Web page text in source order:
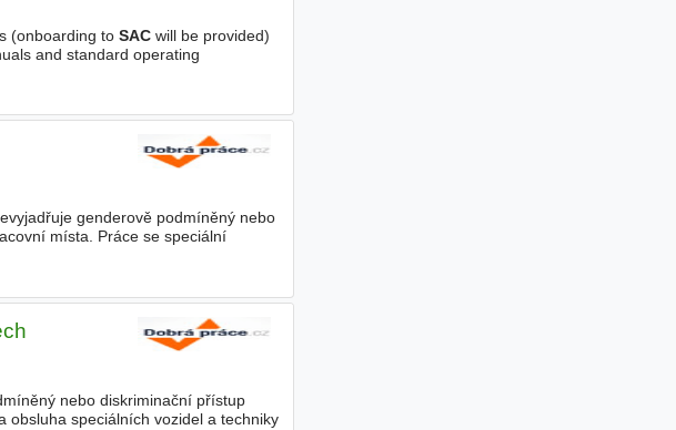
(onboarding to SACwill be provided)
and standard operating
genderově podmíněný nebo
místa. Práce se speciální
nebo diskriminační přístup
obsluha speciálních vozidel a techniky